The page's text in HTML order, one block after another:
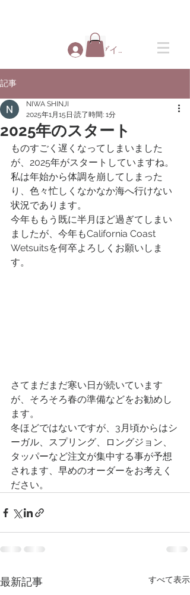
ログイン
記事
2025年のスタート
NIWA SHINJI
2025年1月15日 読了時間: 1分
ものすごく遅くなってしまいました
が、2025年がスタートしていますね。
私は年始から体調を崩してしまった
り、色々忙しくなかなか海へ行けない
状況であります。
今年ももう既に半月ほど過ぎてしまい
ましたが、今年もCalifornia Coast
Wetsuitsを何卒よろしくお願いしま
す。
さてまだまだ寒い日が続いています
が、そろそろ春の準備などをお勧めし
ます。
冬ほどではないですが、3月頃からはシ
ーガル、スプリング、ロングジョン、
タッパーなど注文が集中する事が予想
されます、早めのオーダーをお考えく
ださい。
最新記事 すべて表示